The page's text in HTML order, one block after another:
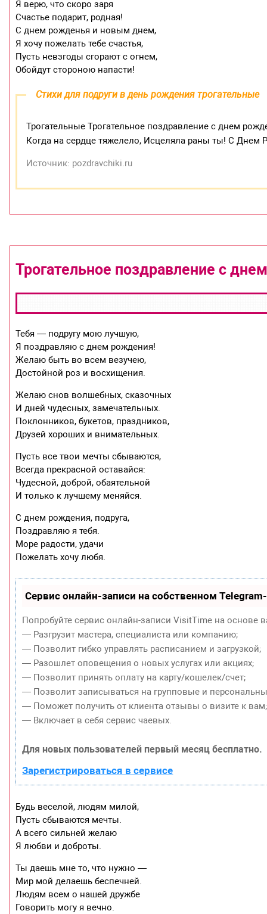
Я верю, что скоро заря
Счастье подарит, родная!
С днем рожденья и новым днем,
Я хочу пожелать тебе счастья,
Пусть невзгоды сгорают с огнем,
Обойдут стороною напасти!
Стихи для подруги в день рождения трогательные
Трогательные Трогательное поздравление с днем
Когда на сердце тяжелело, Исцеляла раны ты! С Днем
Источник: pozdravchiki.ru
Трогательное поздравление с
Тебя — подругу мою лучшую,
Я поздравляю с днем рождения!
Желаю быть во всем везучею,
Достойной роз и восхищения.
Желаю снов волшебных, сказочных
И дней чудесных, замечательных.
Поклонников, букетов, праздников,
Друзей хороших и внимательных.
Пусть все твои мечты сбываются,
Всегда прекрасной оставайся:
Чудесной, доброй, обаятельной
И только к лучшему меняйся.
С днем рождения, подруга,
Поздравляю я тебя.
Море радости, удачи
Пожелать хочу любя.
Сервис онлайн-записи на собственном
Попробуйте сервис онлайн-записи VisitTime на основе
— Разгрузит мастера, специалиста или компанию;
— Позволит гибко управлять расписанием и загрузкой;
— Разошлет оповещения о новых услугах или акциях;
— Позволит принять оплату на карту/кошелек/счет;
— Позволит записываться на групповые и
— Поможет получить от клиента отзывы о визите к вам;
— Включает в себя сервис чаевых.
Для новых пользователей первый месяц бесплатно.
Зарегистрироваться в сервисе
Будь веселой, людям милой,
Пусть сбываются мечты.
А всего сильней желаю
Я любви и доброты.
Ты даешь мне то, что нужно —
Мир мой делаешь беспечней.
Людям всем о нашей дружбе
Говорить могу я вечно.